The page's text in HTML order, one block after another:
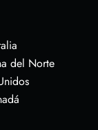
del Norte